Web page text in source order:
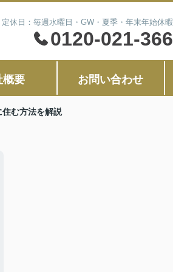
休日：毎週水曜日・GW・夏季・年末年始休暇
0120-021-366
概要 お問い合わせ
む方法を解説